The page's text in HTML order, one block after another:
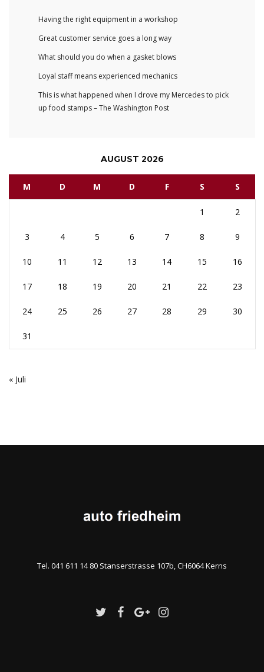
Having the right equipment in a workshop
Great customer service goes a long way
What should you do when a gasket blows
Loyal staff means experienced mechanics
This is what happened when I drove my Mercedes to pick
up food stamps – The Washington Post
AUGUST 2026
M D M D F S S
1 2
3 4 5 6 7 8 9
10 11 12 13 14 15 16
17 18 19 20 21 22 23
24 25 26 27 28 29 30
31
« Juli
Tel. 041 611 14 80 Stanserstrasse 107b, CH6064 Kerns